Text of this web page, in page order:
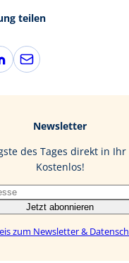
teilen
E
-
Newsletter
des Tages direkt in Ihr
Kostenlos!
Jetzt abonnieren
zum Newsletter &